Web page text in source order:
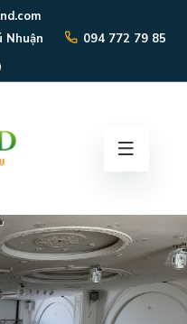
Nhuận
094 772 79 85